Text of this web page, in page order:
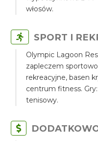
włosów.
SPORT I
Olympic Lagoon
zapleczem
rekreacyjne, basen
centrum fitness.
tenisowy.